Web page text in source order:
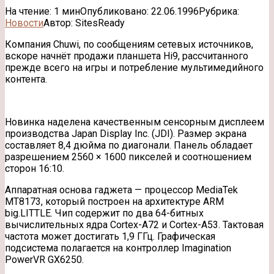
На чтение: 1 минОпубликовано: 22.06.1996Рубрика:
НовостиАвтор: SitesReady
Компания Chuwi, по сообщениям сетевых источников,
вскоре начнёт продажи планшета Hi9, рассчитанного
прежде всего на игры и потребление мультимедийного
контента.
Новинка наделена качественным сенсорным дисплеем
производства Japan Display Inc. (JDI). Размер экрана
составляет 8,4 дюйма по диагонали. Панель обладает
разрешением 2560 × 1600 пикселей и соотношением
сторон 16:10.
Аппаратная основа гаджета — процессор MediaTek
MT8173, который построен на архитектуре ARM
big.LITTLE. Чип содержит по два 64-битных
вычислительных ядра Cortex-A72 и Cortex-A53. Тактовая
частота может достигать 1,9 ГГц. Графическая
подсистема полагается на контроллер Imagination
PowerVR GX6250.